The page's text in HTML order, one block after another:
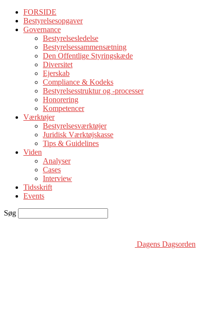
FORSIDE
Bestyrelsesopgaver
Governance
Bestyrelsesledelse
Bestyrelsessammensætning
Den Offentlige Styringskæde
Diversitet
Ejerskab
Compliance & Kodeks
Bestyrelsesstruktur og -processer
Honorering
Kompetencer
Værktøjer
Bestyrelsesværktøjer
Juridisk Værktøjskasse
Tips & Guidelines
Viden
Analyser
Cases
Interview
Tidsskrift
Events
Søg
Dagens Dagsorden